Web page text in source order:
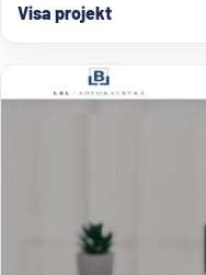
Visa projekt